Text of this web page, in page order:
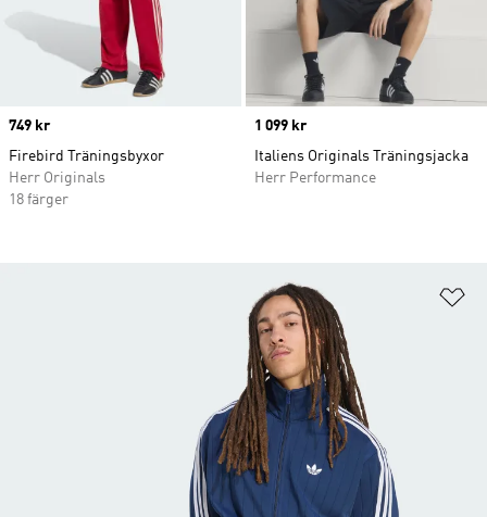
Price
749 kr
Firebird Träningsbyxor
Herr Originals
18 färger
Price
1 099 kr
Italiens Originals Träningsjacka
Herr Performance